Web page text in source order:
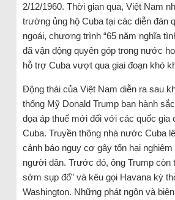
2/12/1960. Thời gian qua, Việt Nam
trường ủng hộ Cuba tại các diễn đàn
ngoái, chương trình “65 năm nghĩa
đã vận động quyên góp trong nước
hỗ trợ Cuba vượt qua giai đoạn khó
Động thái của Việt Nam diễn ra sau
thống Mỹ Donald Trump ban hành
dọa áp thuế mới đối với các quốc gia
Cuba. Truyền thông nhà nước Cuba
cảnh báo nguy cơ gây tổn hại
người dân. Trước đó, ông Trump còn
sớm sụp đổ” và kêu gọi Havana ký
Washington. Những phát ngôn và